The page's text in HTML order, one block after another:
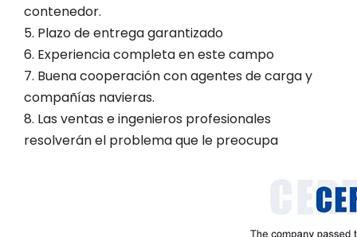
contenedor.
5. Plazo de entrega garantizado
6. Experiencia completa en este campo
7. Buena cooperación con agentes de carga y
compañías navieras.
8. Las ventas e ingenieros profesionales
resolverán el problema que le preocupa